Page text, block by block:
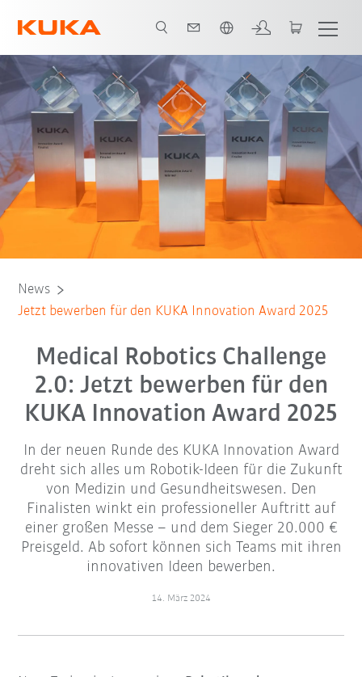
News
Jetzt bewerben für den KUKA Innovation Award 2025
Medical Robotics Challenge
2.0: Jetzt bewerben für den
KUKA Innovation Award 2025
In der neuen Runde des KUKA Innovation Award
dreht sich alles um Robotik-Ideen für die Zukunft
von Medizin und Gesundheitswesen. Den
Finalisten winkt ein professioneller Auftritt auf
einer großen Messe – und dem Sieger 20.000 €
Preisgeld. Ab sofort können sich Teams mit ihren
innovativen Ideen bewerben.
14. März 2024